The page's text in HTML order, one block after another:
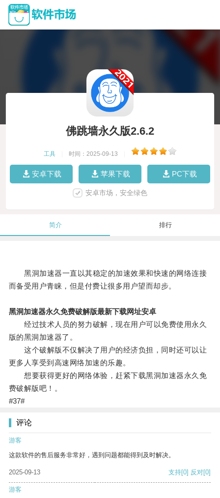
佛跳墙永久版2.6.2
工具 时间：2025-09-13
安卓下载 苹果下载 PC下载
安卓市场，安全绿色
简介 排行
黑洞加速器一直以其稳定的加速效果和快速的网络连接
而备受用户青睐，但是付费让很多用户望而却步。
黑洞加速器永久免费破解版最新下载网址安卓
经过技术人员的努力破解，现在用户可以免费使用永久
版的黑洞加速器了。
这个破解版不仅解决了用户的经济负担，同时还可以让
更多人享受到高速网络加速的乐趣。
想要获得更好的网络体验，赶紧下载黑洞加速器永久免
费破解版吧！。
#37#
评论
游客
这款软件的售后服务非常好，遇到问题都能得到及时解决。
2025-09-13 支持[0] 反对[0]
游客